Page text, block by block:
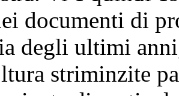
documenti di
degli ultimi
striminzite